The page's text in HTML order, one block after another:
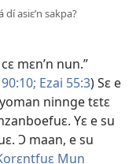
dí asiɛ’n sakpa?
mɛn’n nun.”
Ezai 55:3) Sɛ e
ninnge tɛtɛ
Yɛ e su
Ɔ maan, e su
Mun